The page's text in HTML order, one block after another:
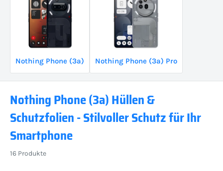
der
Schweiz
für
Schutzhüllen
zum
Nothing Phone (3a) Nothing Phone (3a) Pro
Nothing Phone (3a) Hüllen &
Schutzfolien - Stilvoller Schutz für Ihr
Smartphone
16 Produkte